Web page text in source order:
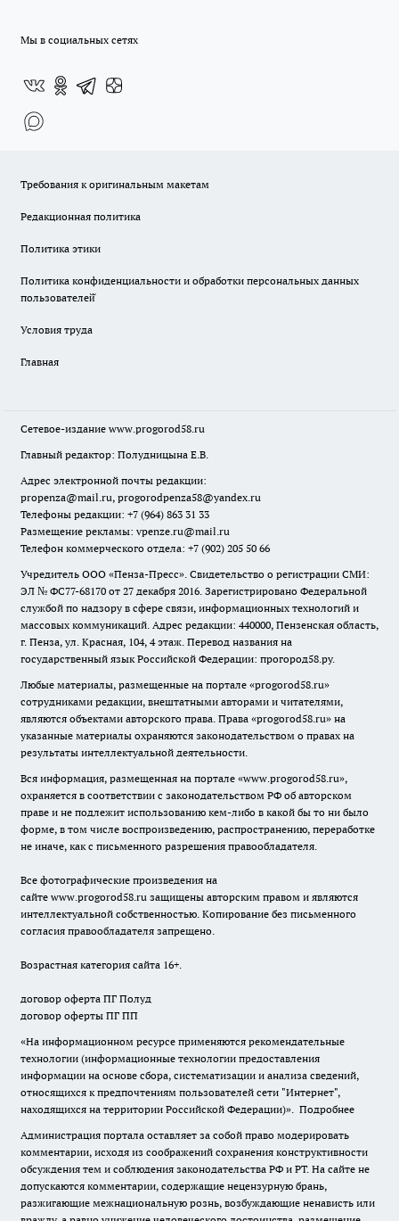
Мы в социальных сетях
Требования к оригинальным макетам
Редакционная политика
Политика этики
Политика конфиденциальности и обработки персональных данных
пользователей̆
Условия труда
Главная
Сетевое-издание www.progorod58.ru
Главный редактор: Полудницына Е.В.
Адрес электронной почты редакции:
propenza@mail.ru, progorodpenza58@yandex.ru
Телефоны редакции: +7 (964) 863 31 33
Размещение рекламы: vpenze.ru@mail.ru
Телефон коммерческого отдела: +7 (902) 205 50 66
Учредитель ООО «Пенза-Пресс». Свидетельство о регистрации СМИ:
ЭЛ № ФС77-68170 от 27 декабря 2016. Зарегистрировано Федеральной
службой по надзору в сфере связи, информационных технологий и
массовых коммуникаций. Адрес редакции: 440000, Пензенская область,
г. Пенза, ул. Красная, 104, 4 этаж. Перевод названия на
государственный язык Российской Федерации: прогород58.ру.
Любые материалы, размещенные на портале «progorod58.ru»
сотрудниками редакции, внештатными авторами и читателями,
являются объектами авторского права. Права «progorod58.ru» на
указанные материалы охраняются законодательством о правах на
результаты интеллектуальной деятельности.
Вся информация, размещенная на портале «www.progorod58.ru»,
охраняется в соответствии с законодательством РФ об авторском
праве и не подлежит использованию кем-либо в какой бы то ни было
форме, в том числе воспроизведению, распространению, переработке
не иначе, как с письменного разрешения правообладателя.
Все фотографические произведения на
сайте www.progorod58.ru защищены авторским правом и являются
интеллектуальной собственностью. Копирование без письменного
согласия правообладателя запрещено.
Возрастная категория сайта 16+.
договор оферта ПГ Полуд
договор оферты ПГ ПП
«На информационном ресурсе применяются рекомендательные
технологии (информационные технологии предоставления
информации на основе сбора, систематизации и анализа сведений,
относящихся к предпочтениям пользователей сети "Интернет",
находящихся на территории Российской Федерации)». Подробнее
Администрация портала оставляет за собой право модерировать
комментарии, исходя из соображений сохранения конструктивности
обсуждения тем и соблюдения законодательства РФ и РТ. На сайте не
допускаются комментарии, содержащие нецензурную брань,
разжигающие межнациональную рознь, возбуждающие ненависть или